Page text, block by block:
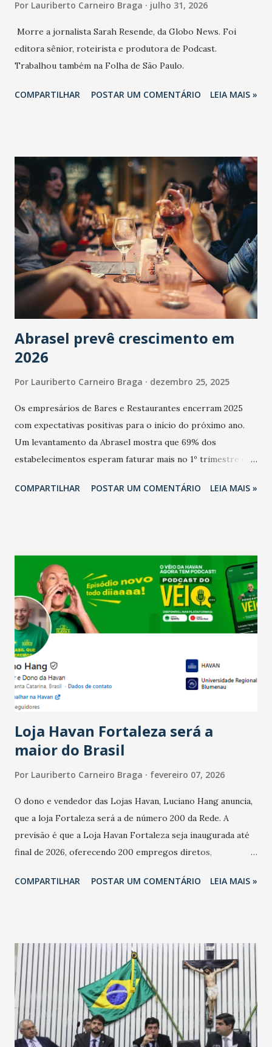
Por Lauriberto Carneiro Braga julho 31, 2026
Morre a jornalista Sarah Resende, da Globo News. Foi
editora sênior, roteirista e produtora de Podcast.
Trabalhou também na Folha de São Paulo.
COMPARTILHAR POSTAR UM COMENTÁRIO LEIA MAIS »
Abrasel prevê crescimento em
2026
Por Lauriberto Carneiro Braga dezembro 25, 2025
Os empresários de Bares e Restaurantes encerram 2025
com expectativas positivas para o início do próximo ano.
Um levantamento da Abrasel mostra que 69% dos
estabelecimentos esperam faturar mais no 1º trimestre de
relação ao último trimestre deste ano, 56% também
confraternizações de fim de ano e pelo pagamento do 13º
Salário para um número maior de trabalhadores, já que o
país tem a menor taxa de desemprego dos anos recentes.
Ainda segundo a Pesquisa, em novembro de 2025, 40% dos
bares e restaurantes operaram com lucro e outros 40%
registraram equilíbrio financeiro. Já o percentual de
estabelecimentos no prejuízo ficou em 19%, pouco abaixo
do observado no mês anterior. Outros 1% não existiam em
novembro. Em relação a outubro, o faturamento também
COMPARTILHAR POSTAR UM COMENTÁRIO LEIA MAIS »
Loja Havan Fortaleza será a
maior do Brasil
Por Lauriberto Carneiro Braga fevereiro 07, 2026
O dono e vendedor das Lojas Havan, Luciano Hang anuncia,
que a loja Fortaleza será a de número 200 da Rede. A
previsão é que a Loja Havan Fortaleza seja inaugurada até
final de 2026, oferecendo 200 empregos diretos,
Havan Fortaleza ainda não foi anunciada oficialmente, mas
COMPARTILHAR POSTAR UM COMENTÁRIO LEIA MAIS »